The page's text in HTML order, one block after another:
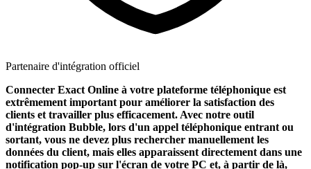
Partenaire d'intégration officiel
Connecter Exact Online à votre plateforme téléphonique est
extrêmement important pour améliorer la satisfaction des
clients et travailler plus efficacement. Avec notre outil
d'intégration Bubble, lors d'un appel téléphonique entrant ou
sortant, vous ne devez plus rechercher manuellement les
données du client, mais elles apparaissent directement dans une
notification pop-up sur l'écran de votre PC et, à partir de là,